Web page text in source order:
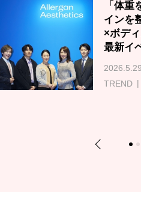
「体
インを
×ボデ
最新イ
2026.5.29
TREND
Previous 1 2